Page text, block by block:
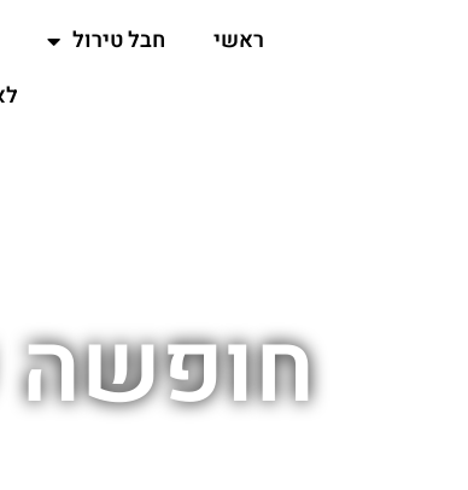
ראשי חבל טירול
חופשה